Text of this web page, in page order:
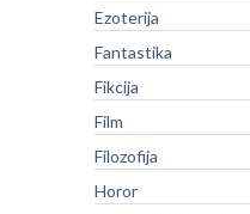
Ezoterija
Fantastika
Fikcija
Film
Filozofija
Horor